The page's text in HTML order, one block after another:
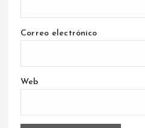
Correo electrónico
Web